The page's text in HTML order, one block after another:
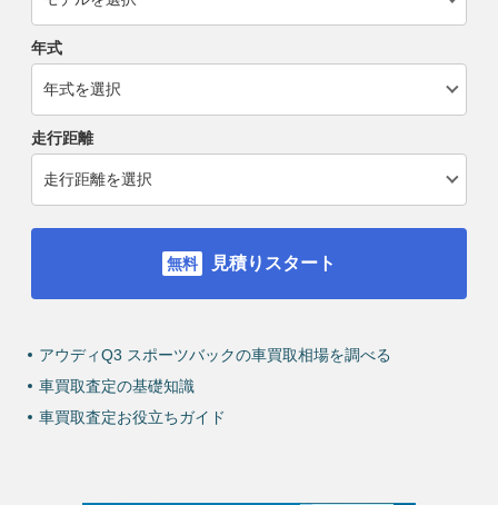
年式
走行距離
見積りスタート
アウディQ3 スポーツバックの車買取相場を調べる
車買取査定の基礎知識
車買取査定お役立ちガイド